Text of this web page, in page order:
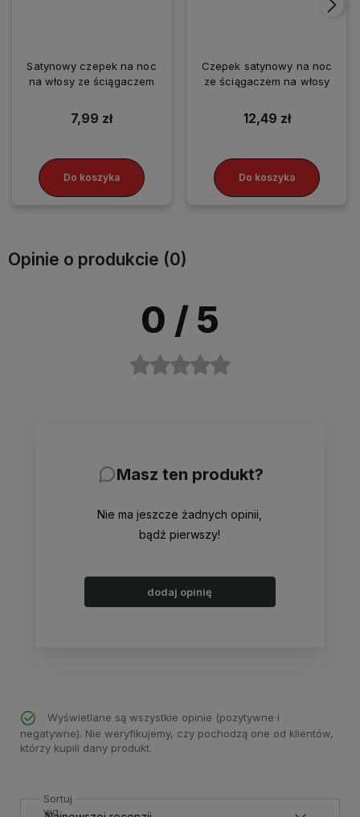
Satynowy czepek na noc
na włosy ze ściągaczem
7,99 zł
Do koszyka
Czepek satynowy na noc
ze ściągaczem na włosy
12,49 zł
Do koszyka
Opinie o produkcie (0)
0 / 5
Masz ten produkt?
Nie ma jeszcze żadnych opinii,
bądź pierwszy!
dodaj opinię
Wyświetlane są wszystkie opinie (pozytywne i
negatywne). Nie weryfikujemy, czy pochodzą one od klientów,
którzy kupili dany produkt.
Sortuj
wg